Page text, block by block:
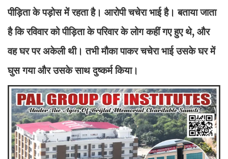
पीड़िता के पड़ोस में रहता है। आरोपी चचेरा भाई है। बताया जाता
है कि रविवार को पीड़िता के परिवार के लोग कहीं गए हुए थे, और
वह घर पर अकेली थी। तभी मौका पाकर चचेरा भाई उसके घर में
घुस गया और उसके साथ दुष्कर्म किया।